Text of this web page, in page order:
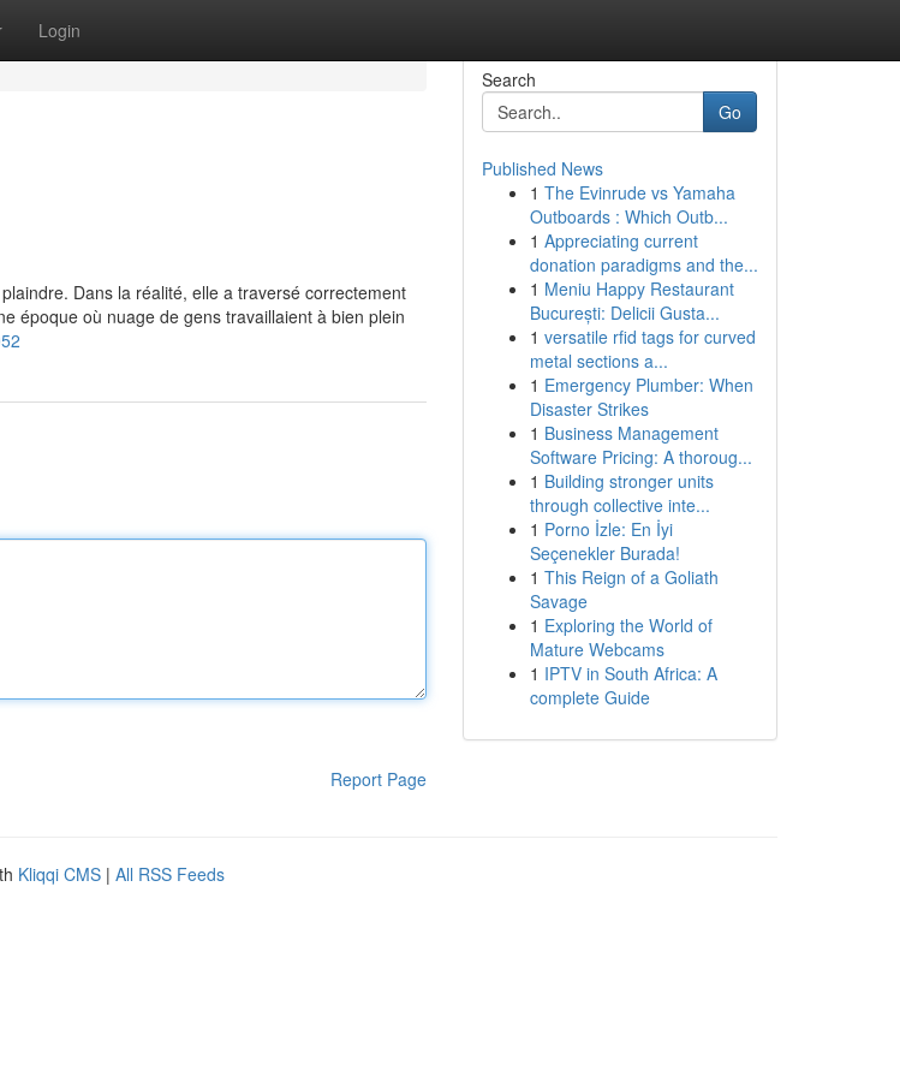
Login
Dans la réalité, elle a traversé correctement
époque où nuage de gens travaillaient à bien plein
Report Page
Search
Go
Published News
1 The Evinrude vs Yamaha
Outboards : Which Outb...
1 Appreciating current
donation paradigms and the...
1 Meniu Happy Restaurant
București: Delicii Gusta...
1 versatile rfid tags for curved
metal sections a...
1 Emergency Plumber: When
Disaster Strikes
1 Business Management
Software Pricing: A thoroug...
1 Building stronger units
through collective inte...
1 Porno İzle: En İyi
Seçenekler Burada!
1 This Reign of a Goliath
Savage
1 Exploring the World of
Mature Webcams
1 IPTV in South Africa: A
complete Guide
Kliqqi CMS | All RSS Feeds